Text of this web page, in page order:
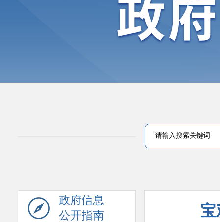
政府信息
公开指南
宝